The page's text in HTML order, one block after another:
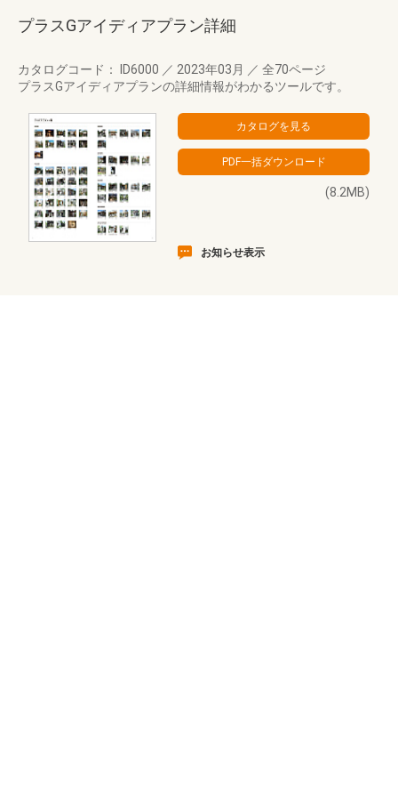
プラスGアイディアプラン詳細
カタログコード： ID6000 ／ 2023年03月 ／ 全70ページ
プラスGアイディアプランの詳細情報がわかるツールです。
(8.2MB)
お知らせ表示